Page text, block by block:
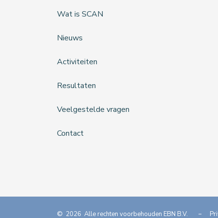
Wat is SCAN
Nieuws
Activiteiten
Resultaten
Veelgestelde vragen
Contact
© 2026 Alle rechten voorbehouden EBN B.V.